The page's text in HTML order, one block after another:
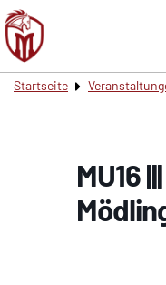
Startseite
MU16